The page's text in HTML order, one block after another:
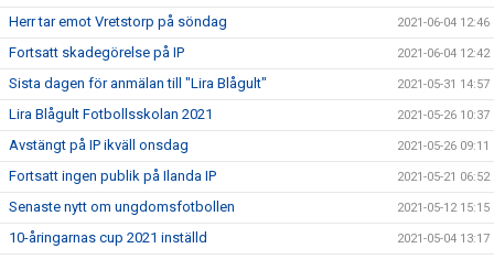
Herr tar emot Vretstorp på söndag 2021-06-04 12:46
Fortsatt skadegörelse på IP 2021-06-04 12:42
Sista dagen för anmälan till "Lira Blågult" 2021-05-31 14:57
Lira Blågult Fotbollsskolan 2021 2021-05-26 10:37
Avstängt på IP ikväll onsdag 2021-05-26 09:11
Fortsatt ingen publik på Ilanda IP 2021-05-21 06:52
Senaste nytt om ungdomsfotbollen 2021-05-12 15:15
10-åringarnas cup 2021 inställd 2021-05-04 13:17